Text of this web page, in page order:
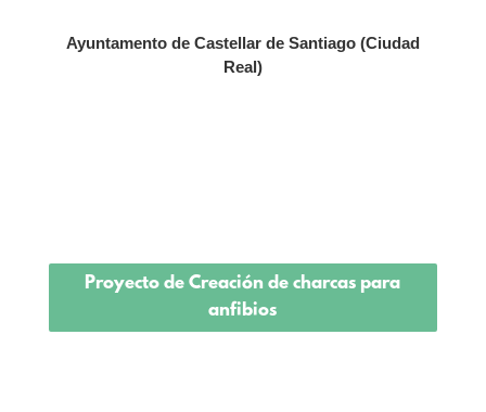
Ayuntamento de Castellar de Santiago (Ciudad
Real)
Proyecto de Creación de charcas para
anfibios